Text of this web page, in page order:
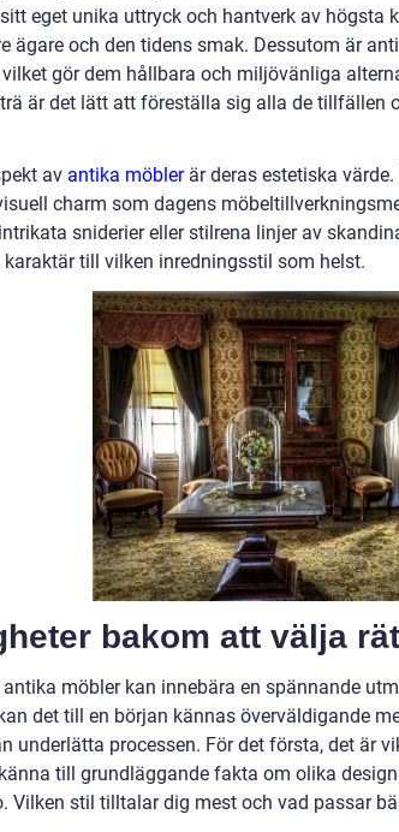
eget unika uttryck och hantverk av högsta
ägare och den tidens smak. Dessutom är
gör dem hållbara och miljövänliga
är det lätt att föreställa sig alla de tillfällen
av antika möblerär deras estetiska
charm som dagens
sniderier eller stilrena linjer av
karaktär till vilken inredningsstil som helst.
bakom att välja
möbler kan innebära en spännande
det till en början kännas överväldigande
underlätta processen. För det första, det är
till grundläggande fakta om olika
Vilken stil tilltalar dig mest och vad passar